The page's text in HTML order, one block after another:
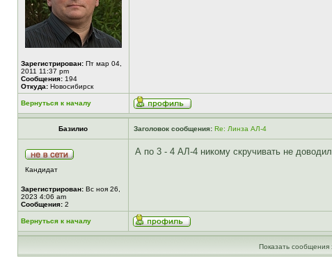
Зарегистрирован: Пт мар 04,
2011 11:37 pm
Сообщения: 194
Откуда: Новосибирск
Вернуться к началу
Базилио Заголовок сообщения: Re: Линза АЛ-4
Кандидат
Зарегистрирован: Вс ноя 26,
2023 4:06 am
Сообщения: 2
А по 3 - 4 АЛ-4 никому скручивать не
Вернуться к началу
Показать сообщения